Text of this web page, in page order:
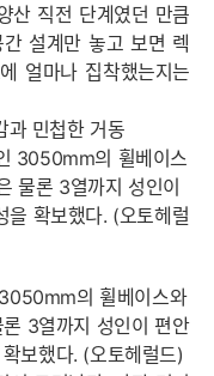
산 직전 단계였던 만큼
설계만 놓고 보면 렉
얼마나 집착했는지는
과 민첩한 거동
의 휠베이스와
3열까지 성인이 편안
보했다. (오토헤럴드)